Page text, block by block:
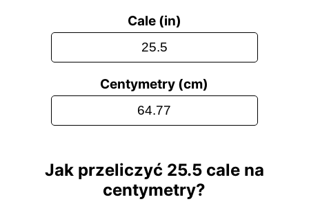
Cale (in)
Centymetry (cm)
Jak przeliczyć 25.5 cale na
centymetry?